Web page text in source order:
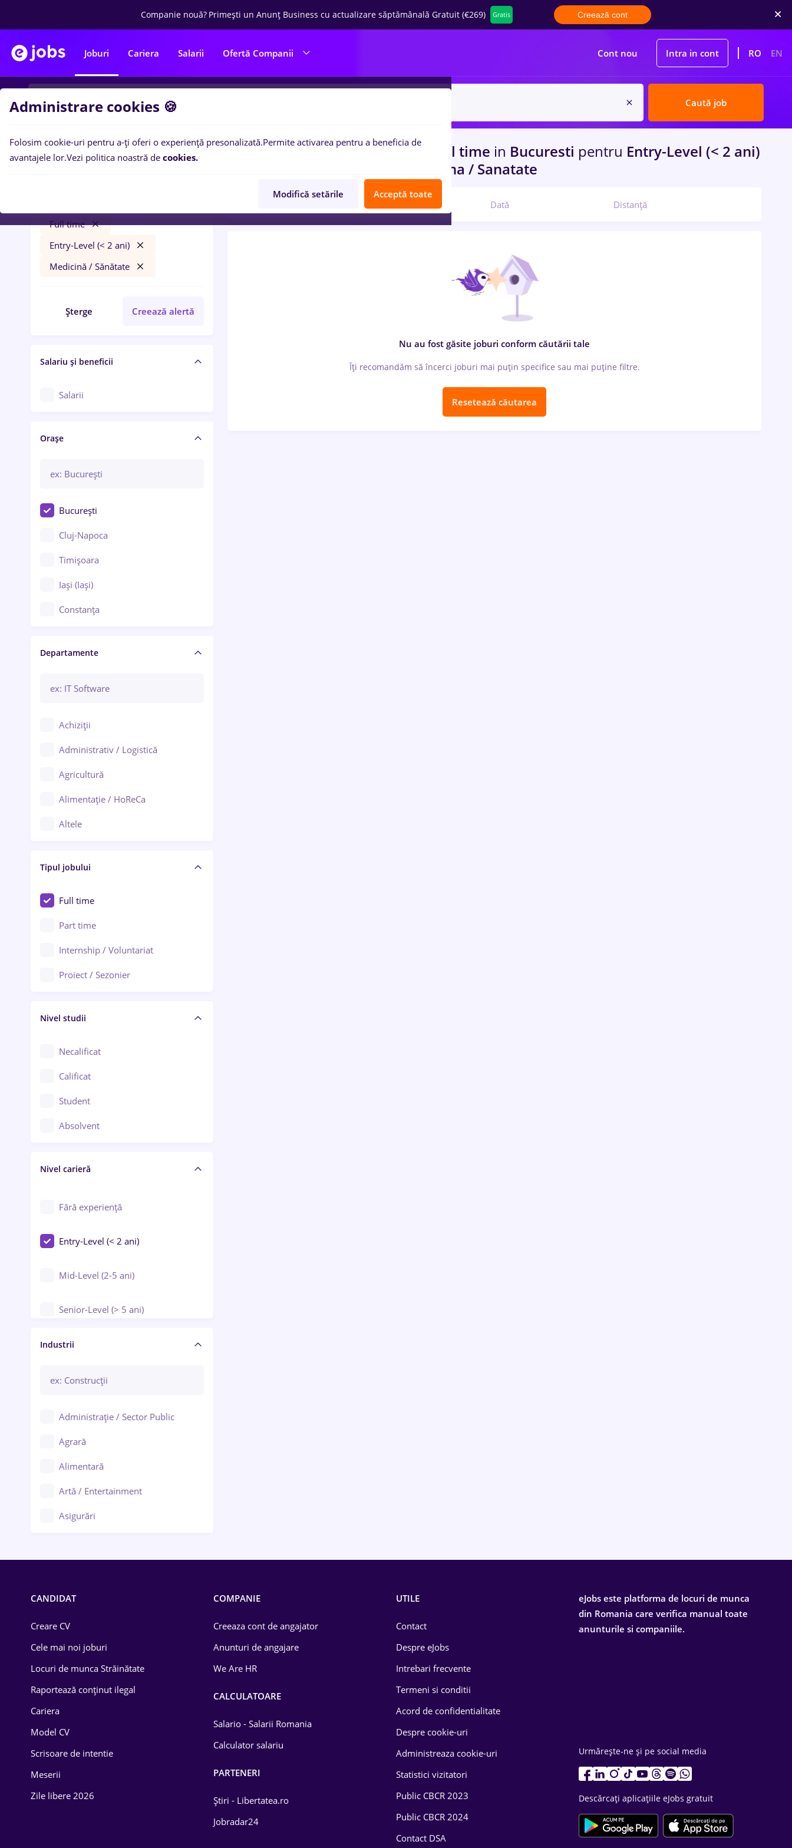
Companie nouă? Primești un Anunț Business cu actualizare săptămânală Gratuit (€269) Gratis Creează cont
Joburi Cariera Salarii Ofertă Companii Cont nou Intra in cont RO EN
Caută job
Filtre
Full time
Entry-Level (< 2 ani)
Medicină / Sănătate
Șterge Creează alertă
Salariu și beneficii
Salarii
Orașe
București
Cluj-Napoca
Timișoara
Iași (Iași)
Constanța
Brașov
Bacău
Galați (Galați)
Ploiești
Arad
Baia Mare
Bârlad
Bistrița (Bistrița-Năsăud)
Departamente
Achiziții
Administrativ / Logistică
Agricultură
Alimentație / HoReCa
Altele
Asigurări
Au pair / Babysitter / Curățenie
Audit / Consultanță
Auto / Echipamente
Automatizări
Cercetare - dezvoltare
Chimie / Biochimie
Confecții / Design vestimentar
Construcții / Instalații
Controlul calității
Educație / Training / Arte
Tipul jobului
Full time
Part time
Internship / Voluntariat
Proiect / Sezonier
Nivel studii
Necalificat
Calificat
Student
Absolvent
Nivel carieră
Fără experiență
Entry-Level (< 2 ani)
Mid-Level (2-5 ani)
Senior-Level (> 5 ani)
Manager / Executiv
Industrii
Administrație / Sector Public
Agrară
Alimentară
Artă / Entertainment
Asigurări
Drept
Educație / Training
Energetică
Farma
0locuri de muncageotehnica, Full time in Bucuresti pentru Entry-Level (< 2 ani)
Transport / Distributie, Medicina / Sanatate
Relevanță Dată Distanță
Nu au fost găsite joburi conform căutării tale
Îți recomandăm să încerci joburi mai puțin specifice sau mai puține filtre.
Resetează căutarea
CANDIDAT
Creare CV
Cele mai noi joburi
Locuri de munca Străinătate
Raportează conținut ilegal
Cariera
Model CV
Scrisoare de intentie
Meserii
Zile libere 2026
COMPANIE
Creeaza cont de angajator
Anunturi de angajare
We Are HR
CALCULATOARE
Salario - Salarii Romania
Calculator salariu
PARTENERI
Știri - Libertatea.ro
Jobradar24
UTILE
Contact
Despre eJobs
Intrebari frecvente
Termeni si conditii
Acord de confidentialitate
Despre cookie-uri
Administreaza cookie-uri
Statistici vizitatori
Public CBCR 2023
Public CBCR 2024
Contact DSA
eJobs este platforma de locuri de munca
din Romania care verifica manual toate
anunturile si companiile.
Urmărește-ne și pe social media
Descărcați aplicațiile eJobs gratuit
Administrare cookies 🍪
Folosim cookie-uri pentru a-ți oferi o experiență presonalizată.Permite activarea pentru a beneficia de
avantajele lor.Vezi politica noastră de cookies.
Modifică setările Acceptă toate